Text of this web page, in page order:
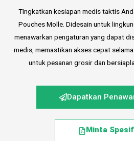
Tingkatkan kesiapan medis taktis
Pouches Molle. Didesain untuk
menawarkan pengaturan yang dapat
medis, memastikan akses cepat
untuk pesanan grosir dan
Dapatkan
Minta